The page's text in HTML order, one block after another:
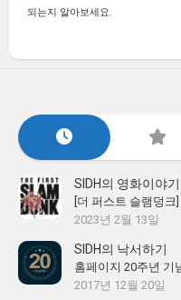
되는지 알아보세요.
SIDH의 영화이야기
[더 퍼스트 슬램덩
2023년 2월 13일
SIDH의 낙서하기
홈페이지 20주년 기
2017년 12월 20일